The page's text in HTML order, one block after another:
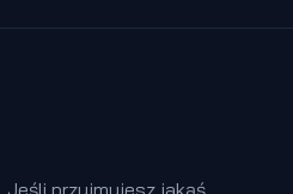
przyjmujesz jakąś